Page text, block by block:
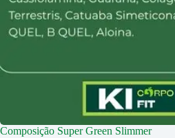
Composição Super Green Slimmer